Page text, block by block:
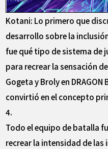
Kotani: Lo primero que
desarrollo sobre la
fue qué tipo de sistema de
para recrear la sensación
Gogeta y Broly en DRAGON
convirtió en el concepto
4.
Todo el equipo de batalla
recrear la intensidad de